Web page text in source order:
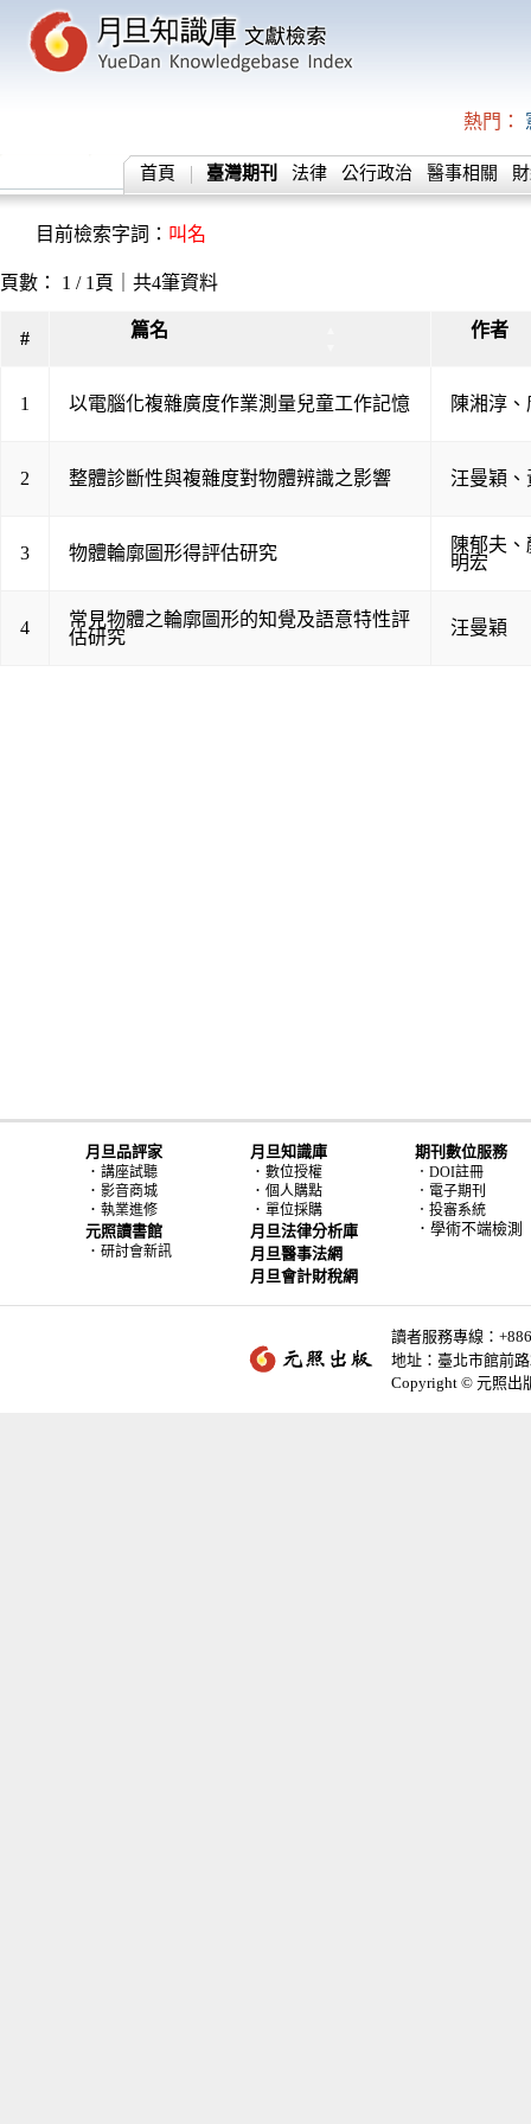
熱門：
首頁 臺灣期刊 法律 公行政治 醫事相關
目前檢索字詞： 叫名
頁數： 1 / 1頁｜共4筆資料
# 篇名 作者
1 以電腦化複雜廣度作業測量兒童工作記憶 陳湘淳 、
2 整體診斷性與複雜度對物體辨識之影響 汪曼穎 、
3 物體輪廓圖形得評估研究 陳郁夫 、
明宏
4
常見物體之輪廓圖形的知覺及語意特性評
估研究
汪曼穎
月旦品評家
． 講座試聽
． 影音商城
． 執業進修
元照讀書館
． 研討會新訊
月旦知識庫
． 數位授權
． 個人購點
． 單位採購
月旦法律分析庫
月旦醫事法網
月旦會計財稅網
期刊數位服務
．DOI註冊
．電子期刊
．投審系統
．學術不端檢測
讀者服務專線：
地址：臺北市館前
Copyright © 元照出